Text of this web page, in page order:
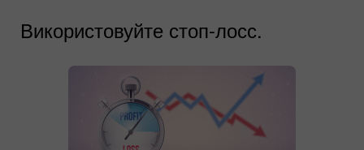
Використовуйте стоп-лосс.